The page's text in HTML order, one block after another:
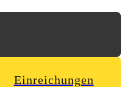
Einreichungen